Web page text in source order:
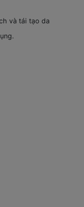
và tái tạo da